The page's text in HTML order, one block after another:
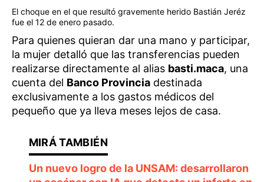
El choque en el que resultó gravemente herido Bastián Jeréz
fue el 12 de enero pasado.
Para quienes quieran dar una mano y participar,
la mujer detalló que las transferencias pueden
realizarse directamente al alias basti.maca, una
cuenta del Banco Provincia destinada
exclusivamente a los gastos médicos del
pequeño que ya lleva meses lejos de casa.
Un nuevo logro de la UNSAM: desarrollaron